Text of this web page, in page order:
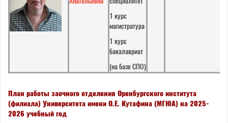
1 курс
магистратура
1 курс
бакалавриат
(на базе СПО)
План работы заочного отделения Оренбургского института
(филиала) Университета имени О.Е. Кутафина (МГЮА) на 2025-
2026 учебный год